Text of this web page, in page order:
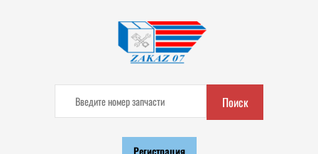
Поиск
Регистрация